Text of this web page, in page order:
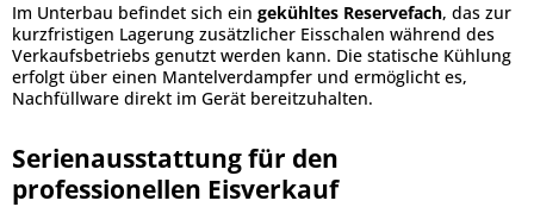
Im Unterbau befindet sich ein gekühltes Reservefach, das zur
kurzfristigen Lagerung zusätzlicher Eisschalen während des
Verkaufsbetriebs genutzt werden kann. Die statische Kühlung
erfolgt über einen Mantelverdampfer und ermöglicht es,
Nachfüllware direkt im Gerät bereitzuhalten.
Serienausstattung für den
professionellen Eisverkauf